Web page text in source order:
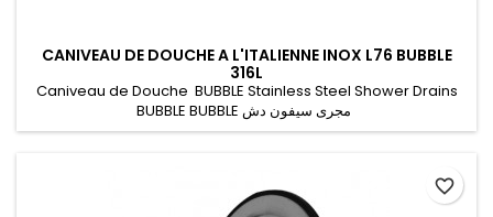
CANIVEAU DE DOUCHE A L'ITALIENNE INOX L76 BUBBLE
316L
Caniveau de Douche BUBBLE Stainless Steel Shower Drains
favorite_border